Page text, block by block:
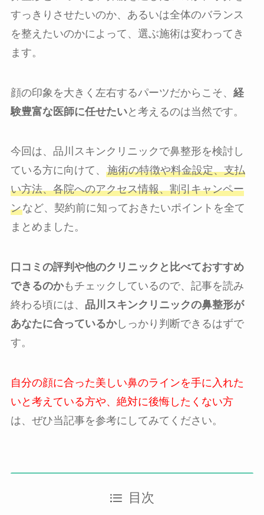
すっきりさせたいのか、あるいは全体のバランス
を整えたいのかによって、選ぶ施術は変わってき
ます。
顔の印象を大きく左右するパーツだからこそ、 経
験豊富な医師に任せたいと考えるのは当然です。
今回は、品川スキンクリニックで鼻整形を検討し
ている方に向けて、 施術の特徴や料金設定、支払
い方法、各院へのアクセス情報、割引キャンペー
ンなど、契約前に知っておきたいポイントを全て
まとめました。
口コミの評判や他のクリニックと比べておすすめ
できるのかもチェックしているので、記事を読み
終わる頃には、 品川スキンクリニックの鼻整形が
あなたに合っているかしっかり判断できるはずで
す。
自分の顔に合った美しい鼻のラインを手に入れた
いと考えている方や、絶対に後悔したくない方
は、ぜひ当記事を参考にしてみてください。
目次